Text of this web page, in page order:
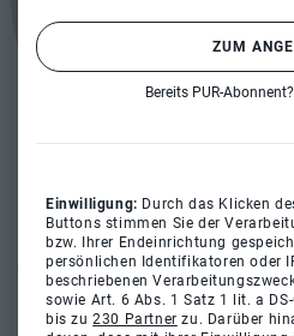
ZUM
Bereits PUR-Abonnent?
Einwilligung: Durch das Klicken
Buttons stimmen Sie der
bzw. Ihrer Endeinrichtung
persönlichen Identifikatoren oder
beschriebenen
sowie Art. 6 Abs. 1 Satz 1 lit. a
bis zu230 Partner zu. Darüber